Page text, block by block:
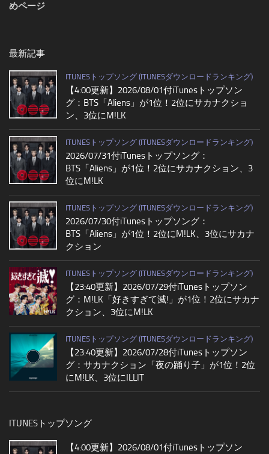
めページ
最新記事
ITUNESトップソング (ITUNESダウンロードランキング)
【4:00更新】2026/08/01付iTunesトップソン
グ：BTS「Aliens」が1位！2位にサカナクショ
ン、3位にM!LK
ITUNESトップソング (ITUNESダウンロードランキング)
2026/07/31付iTunesトップソング：
BTS「Aliens」が1位！2位にサカナクション、3
位にM!LK
ITUNESトップソング (ITUNESダウンロードランキング)
2026/07/30付iTunesトップソング：
BTS「Aliens」が1位！2位にM!LK、3位にサカナ
クション
ITUNESトップソング (ITUNESダウンロードランキング)
【23:40更新】2026/07/29付iTunesトップソン
グ：M!LK「好きすぎて滅!」が1位！2位にサカナ
クション、3位にM!LK
ITUNESトップソング (ITUNESダウンロードランキング)
【23:40更新】2026/07/28付iTunesトップソン
グ：サカナクション「夜の踊り子」が1位！2位
にM!LK、3位にILLIT
ITUNESトップソング
【4:00更新】2026/08/01付iTunesトップソン